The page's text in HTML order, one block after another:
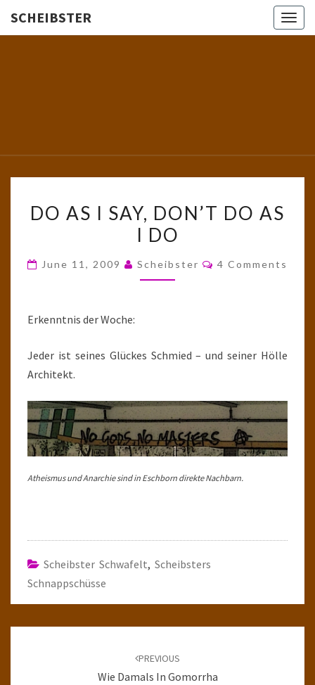
SCHEIBSTER
School!
AS
I
DO
DO AS I SAY, DON’T DO AS
I DO
June 11, 2009 Scheibster Comments
4 Comments
Erkenntnis der Woche:
Jeder ist seines Glückes Schmied – und seiner Hölle
Architekt.
Atheismus und Anarchie sind in Eschborn direkte Nachbarn.
Scheibster Schwafelt, Scheibsters
Schnappschüsse
PREVIOUS
Wie Damals In Gomorrha